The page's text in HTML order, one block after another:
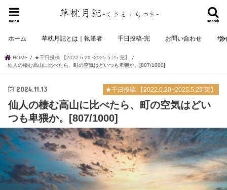
search
menu
ホーム 草枕月記とは｜執筆者 千日投稿-完 お問い合わせ サ
HOME
★千日投稿 【2022.6.20~2025.5.25 完】
仙人の棲む高山に比べたら、町の空気はどいつも卑猥か。[807/1000]
★千日投稿 【2022.6.20~2025.5.25 完】
2024.11.13
仙人の棲む高山に比べたら、町の空気はどい
つも卑猥か。[807/1000]